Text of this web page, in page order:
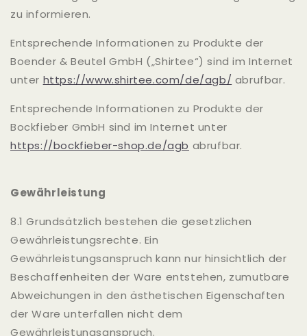
zu informieren.
Entsprechende Informationen zu Produkte der
Boender & Beutel GmbH („Shirtee“) sind im Internet
unter https://www.shirtee.com/de/agb/ abrufbar.
Entsprechende Informationen zu Produkte der
Bockfieber GmbH sind im Internet unter
https://bockfieber-shop.de/agb abrufbar.
Gewährleistung
8.1 Grundsätzlich bestehen die gesetzlichen
Gewährleistungsrechte. Ein
Gewährleistungsanspruch kann nur hinsichtlich der
Beschaffenheiten der Ware entstehen, zumutbare
Abweichungen in den ästhetischen Eigenschaften
der Ware unterfallen nicht dem
Gewährleistungsanspruch.